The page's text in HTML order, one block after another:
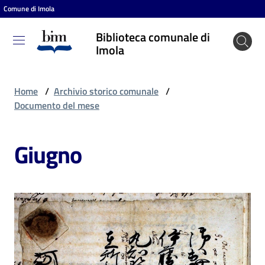
Vai al contenuto
Vai alla navigazione
Vai al footer
Comune di Imola
Biblioteca comunale di
Imola
Biblioteca
comunale
puoi
fare
Scopri
Home / Archivio storico comunale /
Documento del mese
Giugno